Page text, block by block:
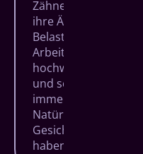
Zähne sind
ihre Ästhetik als
Belastbarkeit. Bei
Arbeitsschritte
hochwertigsten
und schöne
immer unter dem
Natürlichkeit jedes
Gesichter, die lange
haben.